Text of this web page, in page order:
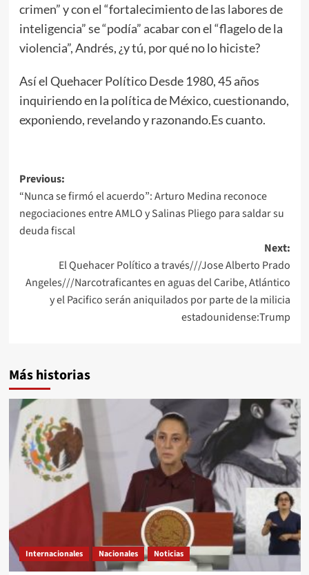
crimen” y con el “fortalecimiento de las labores de
inteligencia” se “podía” acabar con el “flagelo de la
violencia”, Andrés, ¿y tú, por qué no lo hiciste?
Así el Quehacer Político Desde 1980, 45 años
inquiriendo en la política de México, cuestionando,
exponiendo, revelando y razonando.Es cuanto.
Post
navigation
Previous:
“Nunca se firmó el acuerdo”: Arturo Medina reconoce
negociaciones entre AMLO y Salinas Pliego para saldar su
deuda fiscal
Next:
El Quehacer Político a través///Jose Alberto Prado
Angeles///Narcotraficantes en aguas del Caribe, Atlántico
y el Pacifico serán aniquilados por parte de la milicia
estadounidense:Trump
Más historias
Internacionales Nacionales Noticias